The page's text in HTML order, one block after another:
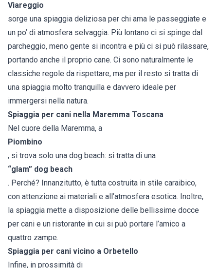
Viareggio
sorge una spiaggia deliziosa per chi ama le passeggiate e
un po’ di atmosfera selvaggia. Più lontano ci si spinge dal
parcheggio, meno gente si incontra e più ci si può rilassare,
portando anche il proprio cane. Ci sono naturalmente le
classiche regole da rispettare, ma per il resto si tratta di
una spiaggia molto tranquilla e davvero ideale per
immergersi nella natura.
Spiaggia per cani nella Maremma Toscana
Nel cuore della Maremma, a
Piombino
, si trova solo una dog beach: si tratta di una
“glam” dog beach
. Perché? Innanzitutto, è tutta costruita in stile caraibico,
con attenzione ai materiali e all’atmosfera esotica. Inoltre,
la spiaggia mette a disposizione delle bellissime docce
per cani e un ristorante in cui si può portare l’amico a
quattro zampe.
Spiaggia per cani vicino a Orbetello
Infine, in prossimità di